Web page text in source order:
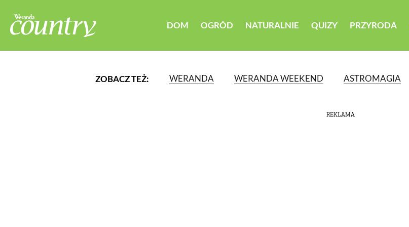
DOM OGRÓD NATURALNIE QUIZY PRZYRODA
ZOBACZ TEŻ: WERANDA WERANDA WEEKEND ASTROMAGIA
REKLAMA